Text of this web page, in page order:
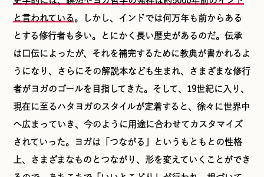
と言われている 。しかし、インドでは何万年も前からある
とする修行者も多い。とにかく長い歴史があるのだ。伝承
は口伝によったが、それを補完するために教典が書かれるよ
うになり、さらにその解説本なども生まれ、さまざまな修行
者がヨガのゴールを目指してきた。そして、19世紀に入り、
現在に至るハタヨガのスタイルが定着すると、徐々に世界中
へ広まっていき、今のように用途に合わせてカスタマイズ
されていった。ヨガは「つながる」というもともとの性格
上、さまざまなものとつながり、形を変えていくことができ